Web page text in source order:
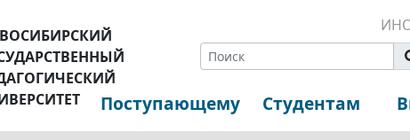
Поступающему Студентам